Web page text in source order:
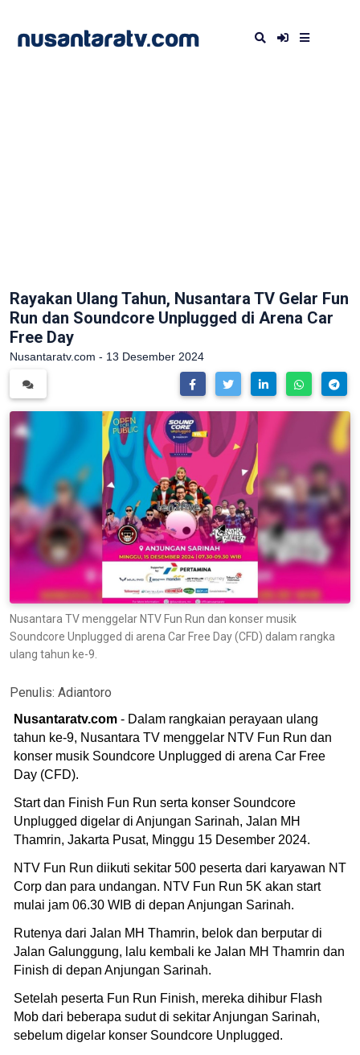
Rayakan Ulang Tahun, Nusantara TV Gelar Fun
Run dan Soundcore Unplugged di Arena Car
Free Day
Nusantaratv.com - 13 Desember 2024
Nusantara TV menggelar NTV Fun Run dan konser musik
Soundcore Unplugged di arena Car Free Day (CFD) dalam rangka
ulang tahun ke-9.
Penulis: Adiantoro
Nusantaratv.com - Dalam rangkaian perayaan ulang
tahun ke-9, Nusantara TV menggelar NTV Fun Run dan
konser musik Soundcore Unplugged di arena Car Free
Day (CFD).
Start dan Finish Fun Run serta konser Soundcore
Unplugged digelar di Anjungan Sarinah, Jalan MH
Thamrin, Jakarta Pusat, Minggu 15 Desember 2024.
NTV Fun Run diikuti sekitar 500 peserta dari karyawan NT
Corp dan para undangan. NTV Fun Run 5K akan start
mulai jam 06.30 WIB di depan Anjungan Sarinah.
Rutenya dari Jalan MH Thamrin, belok dan berputar di
Jalan Galunggung, lalu kembali ke Jalan MH Thamrin dan
Finish di depan Anjungan Sarinah.
Setelah peserta Fun Run Finish, mereka dihibur Flash
Mob dari beberapa sudut di sekitar Anjungan Sarinah,
sebelum digelar konser Soundcore Unplugged.